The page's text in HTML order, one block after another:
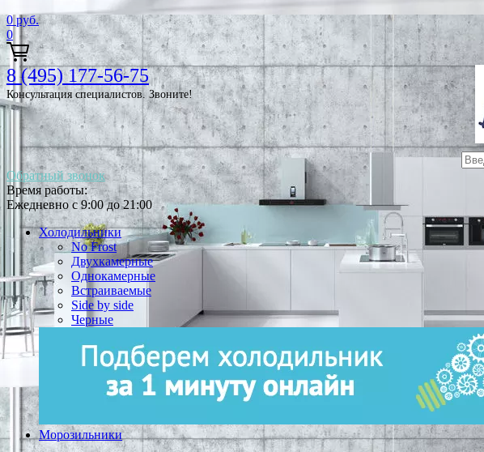
0 руб.
0
8 (495) 177-56-75
Консультация специалистов. Звоните!
Обратный звонок
Время работы:
Ежедневно с 9:00 до 21:00
Холодильники
No Frost
Двухкамерные
Однокамерные
Встраиваемые
Side by side
Черные
Морозильники